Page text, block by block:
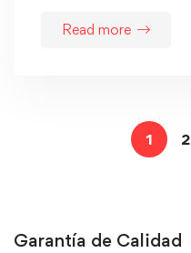
Read more
1 2
Garantía de Calidad